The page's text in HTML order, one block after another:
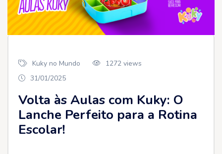
Kuky no Mundo
1272 views
31/01/2025
Volta às Aulas com Kuky: O
Lanche Perfeito para a Rotina
Escolar!